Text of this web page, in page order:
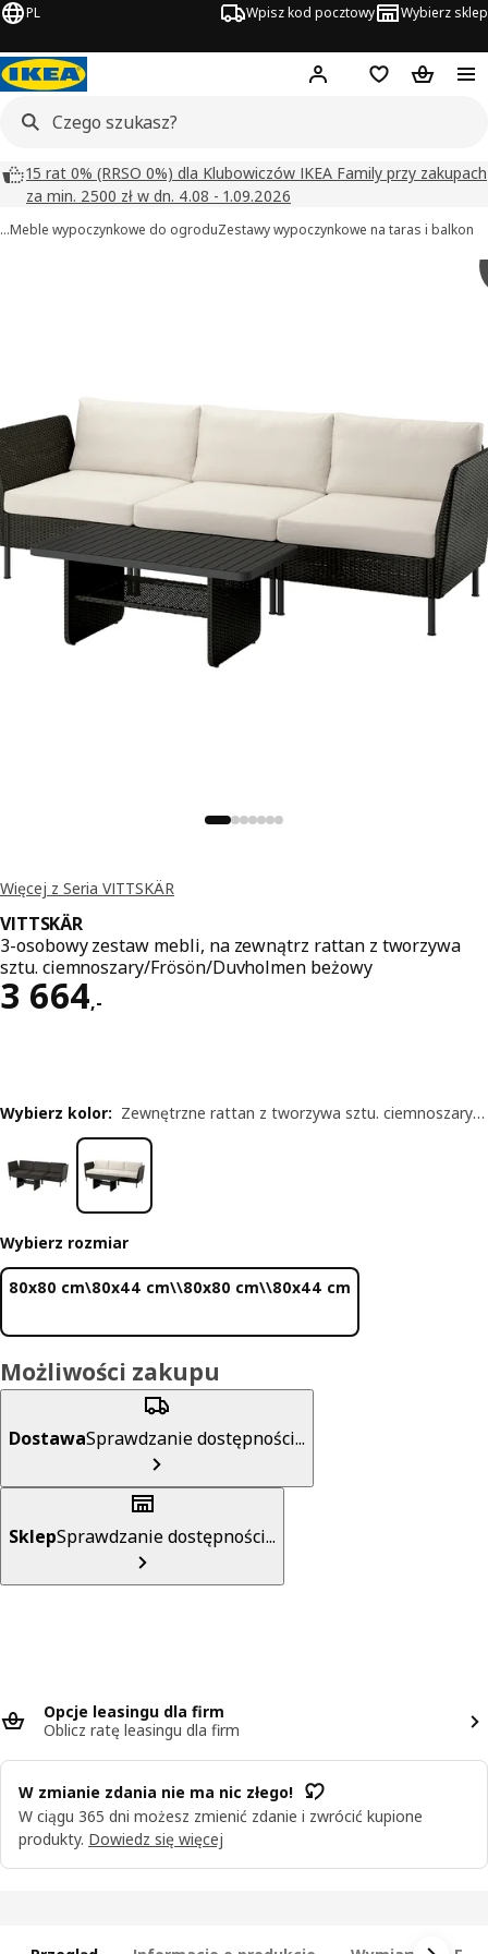
PL Wpisz kod pocztowy Wybierz sklep
Hej! Zaloguj się
Lista zakupowa
Koszyk
15 rat 0% (RRSO 0%) dla Klubowiczów IKEA Family przy zakupach
za min. 2500 zł w dn. 4.08 - 1.09.2026
…Meble wypoczynkowe do ogroduZestawy wypoczynkowe na taras i balkon
Więcej z Seria VITTSKÄR
VITTSKÄR
3-osobowy zestaw mebli, na zewnątrz rattan z tworzywa
sztu. ciemnoszary/Frösön/Duvholmen beżowy
3 664,-
Cena 3664,-
Wybierz kolor: Zewnętrzne rattan z tworzywa sztu. ciemnoszary/Frösön/Duvholmen beżowy
Wybierz rozmiar
80x80 cm\80x44 cm\\80x80 cm\\80x44 cm
Możliwości zakupu
DostawaSprawdzanie dostępności...
SklepSprawdzanie dostępności...
Opcje leasingu dla firm
Oblicz ratę leasingu dla firm
W zmianie zdania nie ma nic złego!
W ciągu 365 dni możesz zmienić zdanie i zwrócić kupione
produkty. Dowiedz się więcej